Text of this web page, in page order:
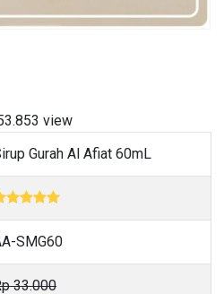
view
Gurah Al Afiat 60mL
SMG60
33.000